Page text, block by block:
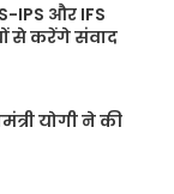
IPS और IFS
से करेंगे संवाद
योगी ने की